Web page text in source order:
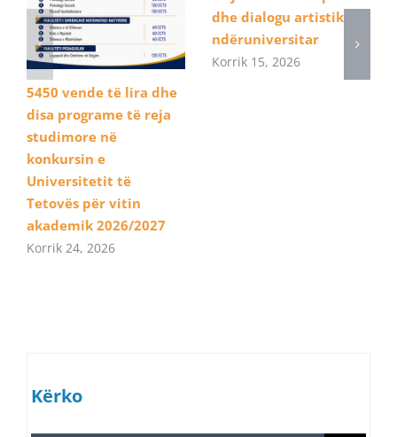
5450 vende të lira dhe
disa programe të reja
studimore në
konkursin e
Universitetit të
Tetovës për vitin
akademik 2026/2027
Korrik 24, 2026
dhe dialogu artistik
ndëruniversitar
Korrik 15, 2026
Kërko